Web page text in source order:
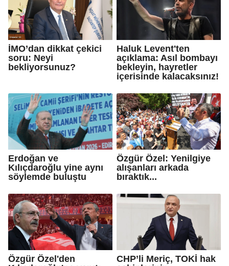
İMO’dan dikkat çekici
soru: Neyi
bekliyorsunuz?
Haluk Levent'ten
açıklama: Asıl bombayı
bekleyin, hayretler
içerisinde kalacaksınız!
Erdoğan ve
Kılıçdaroğlu yine aynı
söylemde buluştu
Özgür Özel: Yenilgiye
alışanları arkada
bıraktık...
Özgür Özel'den
CHP’li Meriç, TOKİ hak